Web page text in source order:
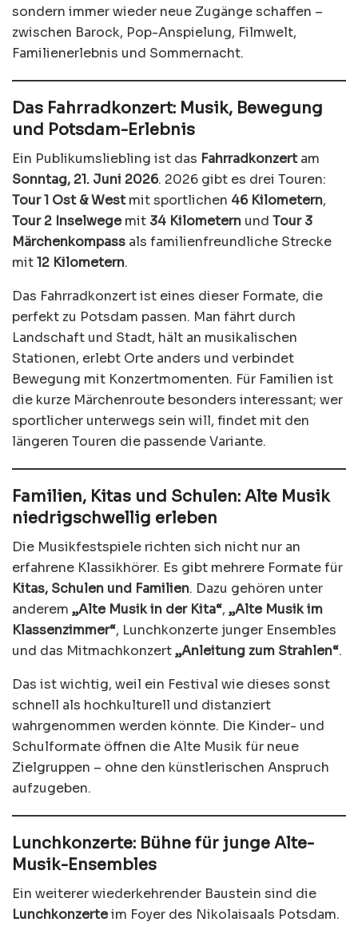
sondern immer wieder neue Zugänge schaffen –
zwischen Barock, Pop-Anspielung, Filmwelt,
Familienerlebnis und Sommernacht.
Das Fahrradkonzert: Musik, Bewegung
und Potsdam-Erlebnis
Ein Publikumsliebling ist das Fahrradkonzertam
Sonntag, 21. Juni 2026. 2026 gibt es drei Touren:
Tour 1 Ost & Westmit sportlichen 46 Kilometern,
Tour 2 Inselwegemit 34 Kilometern und Tour 3
Märchenkompass als familienfreundliche Strecke
mit12 Kilometern.
Das Fahrradkonzert ist eines dieser Formate, die
perfekt zu Potsdam passen. Man fährt durch
Landschaft und Stadt, hält an musikalischen
Stationen, erlebt Orte anders und verbindet
Bewegung mit Konzertmomenten. Für Familien ist
die kurze Märchenroute besonders interessant; wer
sportlicher unterwegs sein will, findet mit den
längeren Touren die passende Variante.
Familien, Kitas und Schulen: Alte Musik
niedrigschwellig erleben
Die Musikfestspiele richten sich nicht nur an
erfahrene Klassikhörer. Es gibt mehrere Formate für
Kitas, Schulen und Familien. Dazu gehören unter
anderem „Alte Musik in der Kita“, „Alte Musik im
Klassenzimmer“, Lunchkonzerte junger Ensembles
und das Mitmachkonzert„Anleitung zum Strahlen“.
Das ist wichtig, weil ein Festival wie dieses sonst
schnell als hochkulturell und distanziert
wahrgenommen werden könnte. Die Kinder- und
Schulformate öffnen die Alte Musik für neue
Zielgruppen – ohne den künstlerischen Anspruch
aufzugeben.
Lunchkonzerte: Bühne für junge Alte-
Musik-Ensembles
Ein weiterer wiederkehrender Baustein sind die
Lunchkonzerteim Foyer des Nikolaisaals Potsdam.